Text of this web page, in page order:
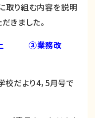
取り組む内容を説明
きました。
③業務改
だより4，5月号で